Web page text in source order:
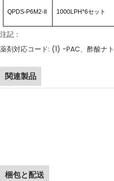
QPDS-P6M2-II 1000LPH*6セット
注記：
薬剤対応コード: (1) -PAC、酢酸ナ
関連製品
梱包と配送